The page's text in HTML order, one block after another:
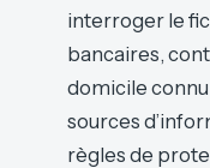
interroger le
bancaires,
domicile connu
sources
règles de